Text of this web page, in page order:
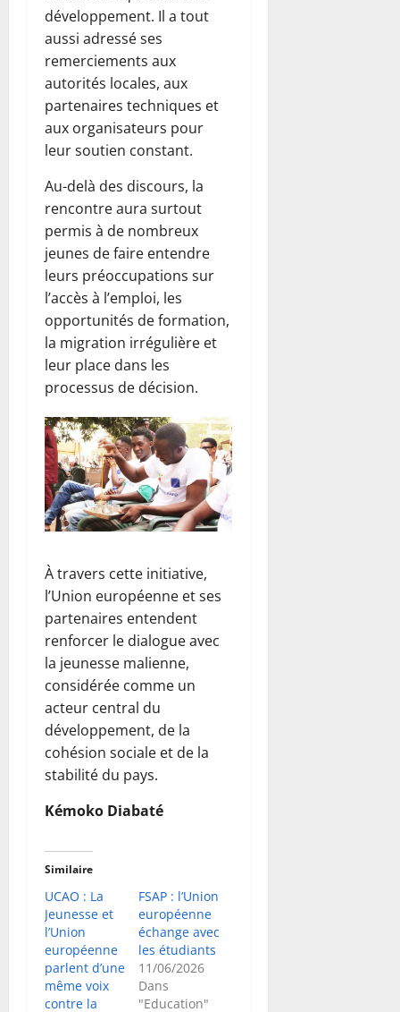
développement. Il a tout
aussi adressé ses
remerciements aux
autorités locales, aux
partenaires techniques et
aux organisateurs pour
leur soutien constant.
Au-delà des discours, la
rencontre aura surtout
permis à de nombreux
jeunes de faire entendre
leurs préoccupations sur
l’accès à l’emploi, les
opportunités de formation,
la migration irrégulière et
leur place dans les
processus de décision.
À travers cette initiative,
l’Union européenne et ses
partenaires entendent
renforcer le dialogue avec
la jeunesse malienne,
considérée comme un
acteur central du
développement, de la
cohésion sociale et de la
stabilité du pays.
Kémoko Diabaté
Similaire
UCAO : La
Jeunesse et
l’Union
européenne
parlent d’une
même voix
contre la
FSAP : l’Union
européenne
échange avec
les étudiants
11/06/2026
Dans
"Education"